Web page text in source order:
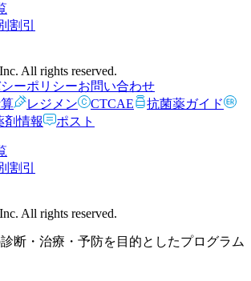
割引
All rights reserved.
ーポリシーお問い合わせ
レジメン CTCAE
抗菌薬ガイド
剤情報 ポスト
割引
All rights reserved.
断・治療・予防を目的としたプログラム